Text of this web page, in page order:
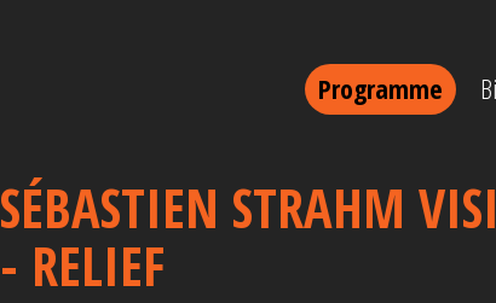
Programme
SÉBASTIEN STRAHM
- RELIEF